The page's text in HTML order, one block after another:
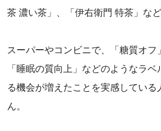
茶 濃い茶」、「伊右衛門 特茶」など
スーパーやコンビニで、「糖質オフ
「睡眠の質向上」などのようなラ
る機会が増えたことを実感してい
ん。